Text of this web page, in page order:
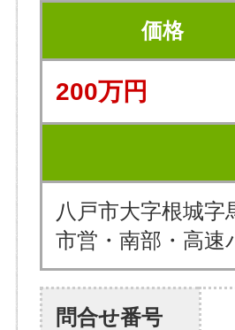
価格
200万円
八戸市大字根城字
市営・南部・高
問合せ番号